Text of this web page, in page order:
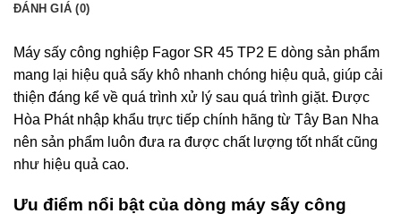
ĐÁNH GIÁ (0)
Máy sấy công nghiệp Fagor SR 45 TP2 E dòng sản phẩm
mang lại hiệu quả sấy khô nhanh chóng hiệu quả, giúp cải
thiện đáng kể về quá trình xử lý sau quá trình giặt. Được
Hòa Phát nhập khẩu trực tiếp chính hãng từ Tây Ban Nha
nên sản phẩm luôn đưa ra được chất lượng tốt nhất cũng
như hiệu quả cao.
Ưu điểm nổi bật của dòng máy sấy công